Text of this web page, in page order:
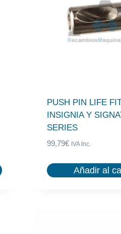
PUSH PIN LIFE
INSIGNIA Y
SERIES
99,79€ IVA Inc.
Añadir al